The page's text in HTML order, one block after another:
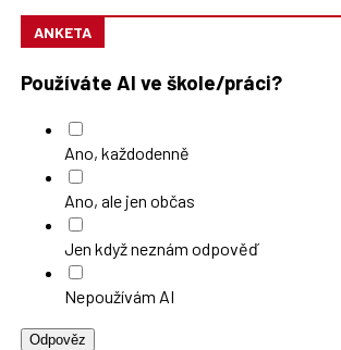
ANKETA
Používáte AI ve škole/práci?
Ano, každodenně
Ano, ale jen občas
Jen když neznám odpověď
Nepoužívám AI
Odpověz